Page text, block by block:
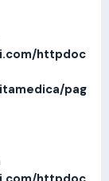
httpdoc
pag